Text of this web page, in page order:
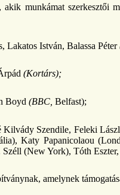
munkámat szerkesztői
Lakatos István, Balassa Péter
(Kortárs);
Boyd (BBC, Belfast);
Kilvády Szendile, Feleki
Katy Papanicolaou
(New York), Tóth
amelynek